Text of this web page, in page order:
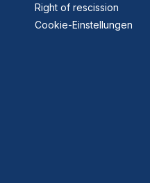
Right of rescission
Cookie-Einstellungen